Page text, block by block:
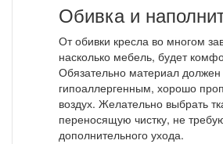
Обивка и
От обивки кресла во многом
насколько мебель, будет
Обязательно материал
гипоаллергенным, хорошо
воздух. Желательно выбрать
переносящую чистку, не
дополнительного ухода.